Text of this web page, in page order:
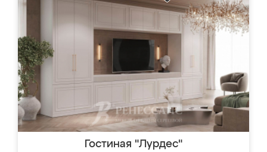
Гостиная "Лурдес"